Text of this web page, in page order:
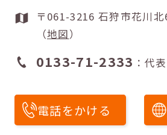
〒061-3216 石狩市花川北6条1丁目19番地
（地図）
0133-71-2333 ：代表
電話をかける